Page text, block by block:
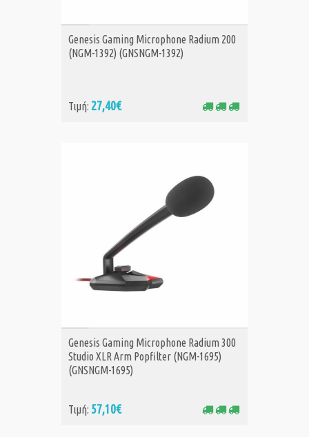
ΑΓΟΡΑ
Genesis Gaming Microphone Radium 200
(NGM-1392) (GNSNGM-1392)
Τιμή: 27,40€
ΑΓΟΡΑ
Genesis Gaming Microphone Radium 300
Studio XLR Arm Popfilter (NGM-1695)
(GNSNGM-1695)
Τιμή: 57,10€